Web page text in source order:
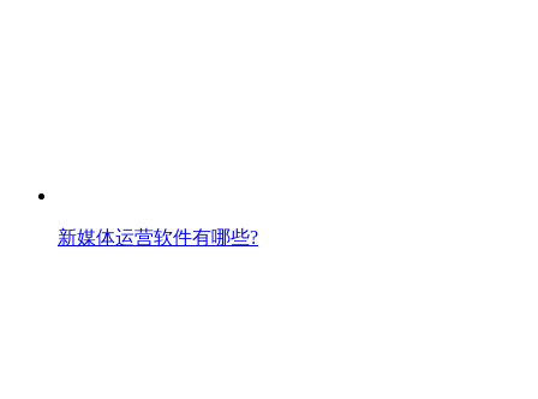
新媒体运营软件有哪些?